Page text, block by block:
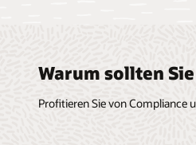
Warum sollten
Profitieren Sie von